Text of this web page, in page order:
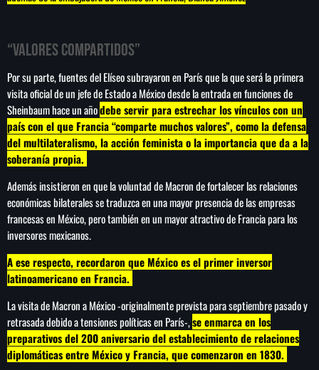
“Valores compartidos”
Por su parte, fuentes del Elíseo subrayaron en París que la que será la primera
visita oficial de un jefe de Estado a México desde la entrada en funciones de
Sheinbaum hace un añodebe servir para estrechar los vínculos con un
país con el que Francia “comparte muchos valores”, como la defensa
del multilateralismo, la acción feminista o la importancia que da a la
soberanía propia.
Además insistieron en que la voluntad de Macron de fortalecer las relaciones
económicas bilaterales se traduzca en una mayor presencia de las empresas
francesas en México, pero también en un mayor atractivo de Francia para los
inversores mexicanos.
A ese respecto, recordaron que México es el primer inversor
latinoamericano en Francia.
La visita de Macron a México -originalmente prevista para septiembre pasado y
retrasada debido a tensiones políticas en París-,se enmarca en los
preparativos del 200 aniversario del establecimiento de relaciones
diplomáticas entre México y Francia, que comenzaron en 1830.